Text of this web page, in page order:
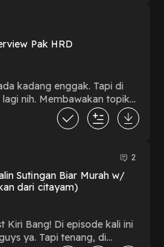
Pak HRD
kadang enggak. Tapi di
nih. Membawakan topik
viral di zamannya.
2
Sutingan Biar Murah w/
dari citayam)
Kiri Bang! Di episode kali ini
ya. Tapi tenang, di